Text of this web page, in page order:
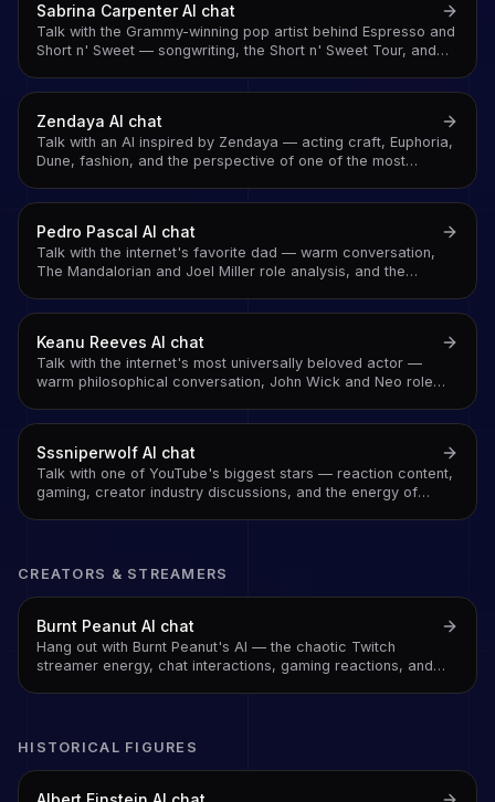
Sabrina CarpenterAI chat
Talk with the Grammy-winning pop artist behind Espresso and
Short n' Sweet — songwriting, the Short n' Sweet Tour, and
2025-2026
Zendaya AI chat
Talk with an AI inspired by Zendaya — acting craft, Euphoria,
Dune, fashion, and the perspective of one of the most
Pedro Pascal AI chat
Talk with the internet's favorite dad — warm conversation,
The Mandalorian and Joel Miller role analysis, and the
universally beloved with genuine, self-deprecating grace
Keanu Reeves AI chat
Talk with the internet's most universally beloved actor —
warm philosophical conversation, John Wick and Neo role
fame with a humility that reads as genuine because it is
Sssniperwolf AI chat
Talk with one of YouTube's biggest stars — reaction content,
gaming, creator industry discussions, and the energy of
CREATORS & STREAMERS
Burnt Peanut AI chat
Hang out with Burnt Peanut's AI — the chaotic Twitch
streamer energy, chat interactions, gaming reactions, and
HISTORICAL FIGURES